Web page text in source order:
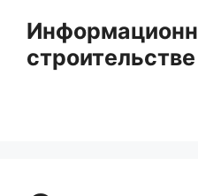
содержимому
строительстве